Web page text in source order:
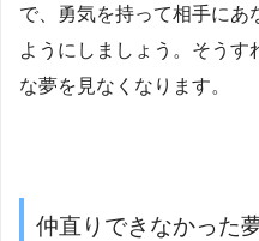
で、勇気を持って相手にあ
ようにしましょう。そうす
な夢を見なくなります。
仲直りできなかった